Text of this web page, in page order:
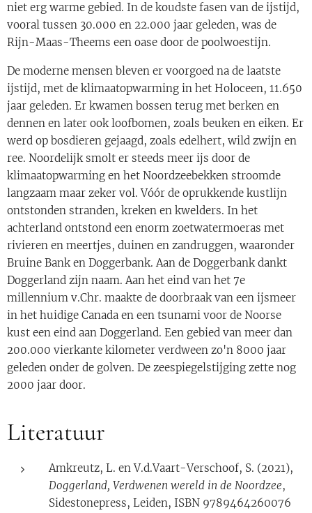
niet erg warme gebied. In de koudste fasen van de ijstijd,
vooral tussen 30.000 en 22.000 jaar geleden, was de
Rijn-Maas-Theems een oase door de poolwoestijn.
De moderne mensen bleven er voorgoed na de laatste
ijstijd, met de klimaatopwarming in het Holoceen, 11.650
jaar geleden. Er kwamen bossen terug met berken en
dennen en later ook loofbomen, zoals beuken en eiken. Er
werd op bosdieren gejaagd, zoals edelhert, wild zwijn en
ree. Noordelijk smolt er steeds meer ijs door de
klimaatopwarming en het Noordzeebekken stroomde
langzaam maar zeker vol. Vóór de oprukkende kustlijn
ontstonden stranden, kreken en kwelders. In het
achterland ontstond een enorm zoetwatermoeras met
rivieren en meertjes, duinen en zandruggen, waaronder
Bruine Bank en Doggerbank. Aan de Doggerbank dankt
Doggerland zijn naam. Aan het eind van het 7e
millennium v.Chr. maakte de doorbraak van een ijsmeer
in het huidige Canada en een tsunami voor de Noorse
kust een eind aan Doggerland. Een gebied van meer dan
200.000 vierkante kilometer verdween zo'n 8000 jaar
geleden onder de golven. De zeespiegelstijging zette nog
2000 jaar door.
Literatuur
Amkreutz, L. en V.d.Vaart-Verschoof, S. (2021),
Doggerland, Verdwenen wereld in de Noordzee,
Sidestonepress, Leiden, ISBN 9789464260076